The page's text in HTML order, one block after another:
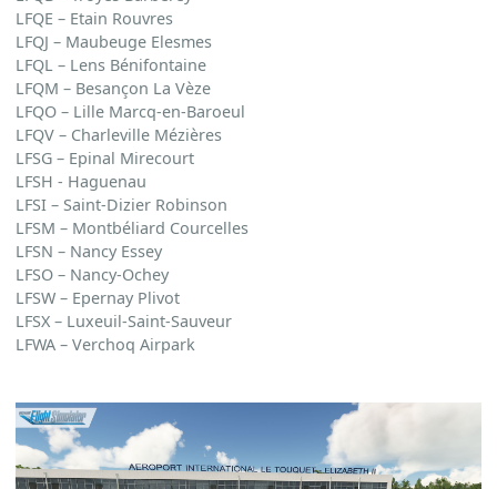
LFQE – Etain Rouvres
LFQJ – Maubeuge Elesmes
LFQL – Lens Bénifontaine
LFQM – Besançon La Vèze
LFQO – Lille Marcq-en-Baroeul
LFQV – Charleville Mézières
LFSG – Epinal Mirecourt
LFSH - Haguenau
LFSI – Saint-Dizier Robinson
LFSM – Montbéliard Courcelles
LFSN – Nancy Essey
LFSO – Nancy-Ochey
LFSW – Epernay Plivot
LFSX – Luxeuil-Saint-Sauveur
LFWA – Verchoq Airpark